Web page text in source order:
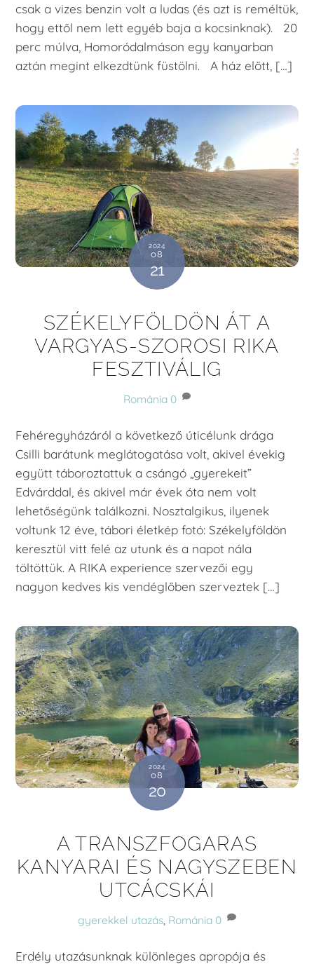
csak a vizes benzin volt a ludas (és azt is reméltük,
hogy ettől nem lett egyéb baja a kocsinknak). 20
perc múlva, Homoródalmáson egy kanyarban
aztán megint elkezdtünk füstölni. A ház előtt, […]
2024
08
21
SZÉKELYFÖLDÖN ÁT A
VARGYAS-SZOROSI RIKA
FESZTIVÁLIG
Románia 0
Fehéregyházáról a következő úticélunk drága
Csilli barátunk meglátogatása volt, akivel évekig
együtt táboroztattuk a csángó „gyerekeit”
Edvárddal, és akivel már évek óta nem volt
lehetőségünk találkozni. Nosztalgikus, ilyenek
voltunk 12 éve, tábori életkép fotó: Székelyföldön
keresztül vitt felé az utunk és a napot nála
töltöttük. A RIKA experience szervezői egy
nagyon kedves kis vendéglőben szerveztek […]
2024
08
20
A TRANSZFOGARAS
KANYARAI ÉS NAGYSZEBEN
UTCÁCSKÁI
gyerekkel utazás Románia 0
Erdély utazásunknak különleges apropója és